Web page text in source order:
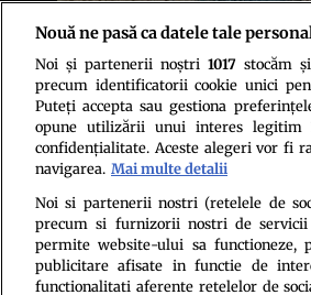
Foto: Shutterstock
Nouă ne pasă ca datele tale
Noi și partenerii noștri 1017stocăm
precum identificatorii cookie unici
Puteți accepta sau gestiona
opune utilizării unui interes
confidențialitate. Aceste alegeri vor fi
navigarea. Mai multe detalii
Noi si partenerii nostri (retelele de
precum si furnizorii nostri de
permite website-ului sa functioneze,
publicitare afisate in functie de
functionalitati aferente retelelor de